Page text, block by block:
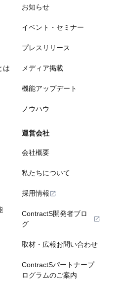
は
お知らせ
イベント・セミナー
プレスリリース
メディア掲載
機能アップデート
ノウハウ
運営会社
会社概要
私たちについて
採用情報
ContractS開発者ブロ
グ
取材・広報お問い合わせ
ContractSパートナープ
ログラムのご案内